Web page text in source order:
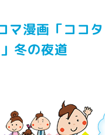
マ漫画「ココ
冬の夜道